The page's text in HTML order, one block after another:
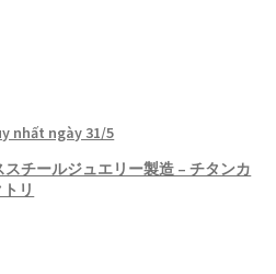
nhất ngày 31/5
スチールジュエリー製造 – チタンカ
リ